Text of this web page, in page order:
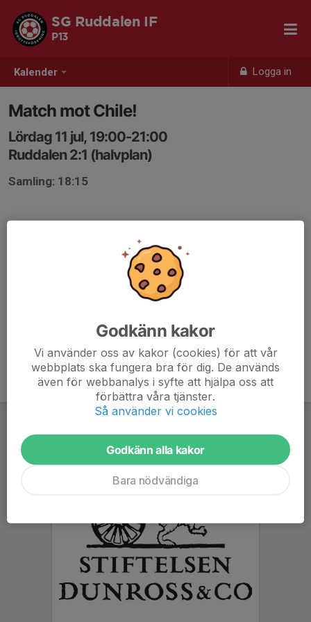
Kalender Logga in
SG Ruddalen IF
P13
Match mot Chile!
Lördag 11 jul, 19:00-21:00
Ruddalen 2:1 (halvplan)
Samling: 18:15
Godkänn kakor
Vi använder oss av kakor (cookies) för att vår
webbplats ska fungera bra för dig. De används
även för webbanalys i syfte att hjälpa oss att
förbättra våra tjänster.
Så använder vi cookies
Godkänn alla kakor
Bara nödvändiga